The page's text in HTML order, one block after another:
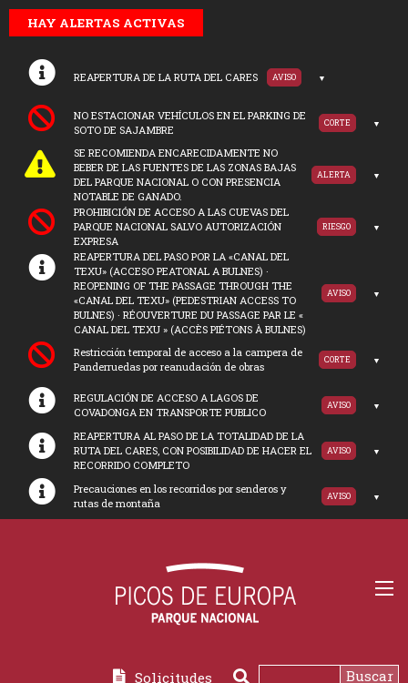
HAY ALERTAS ACTIVAS
REAPERTURA DE LA RUTA DEL CARES AVISO
NO ESTACIONAR VEHÍCULOS EN EL PARKING DE
SOTO DE SAJAMBRE
CORTE
SE RECOMIENDA ENCARECIDAMENTE NO
BEBER DE LAS FUENTES DE LAS ZONAS BAJAS
DEL PARQUE NACIONAL O CON PRESENCIA
NOTABLE DE GANADO.
ALERTA
PROHIBICIÓN DE ACCESO A LAS CUEVAS DEL
PARQUE NACIONAL SALVO AUTORIZACIÓN
EXPRESA
RIESGO
REAPERTURA DEL PASO POR LA «CANAL DEL
TEXU» (ACCESO PEATONAL A BULNES) ·
REOPENING OF THE PASSAGE THROUGH THE
«CANAL DEL TEXU» (PEDESTRIAN ACCESS TO
BULNES) · RÉOUVERTURE DU PASSAGE PAR LE «
CANAL DEL TEXU » (ACCÈS PIÉTONS À BULNES)
AVISO
Restricción temporal de acceso a la campera de
Panderruedas por reanudación de obras
CORTE
REGULACIÓN DE ACCESO A LAGOS DE
COVADONGA EN TRANSPORTE PUBLICO
AVISO
REAPERTURA AL PASO DE LA TOTALIDAD DE LA
RUTA DEL CARES, CON POSIBILIDAD DE HACER EL
RECORRIDO COMPLETO
AVISO
Precauciones en los recorridos por senderos y
rutas de montaña
AVISO
Solicitudes Buscar